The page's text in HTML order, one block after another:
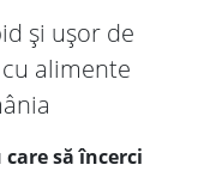
și ușor de
alimente
să încerci